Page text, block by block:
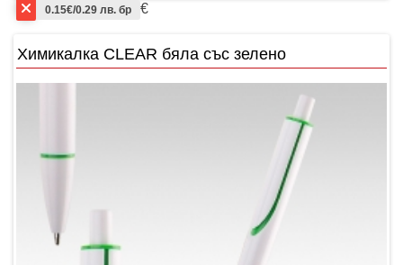
0.15€/0.29 лв. бр €
Химикалка CLEAR бяла със зелено